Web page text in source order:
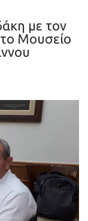
με τον
Μουσείο